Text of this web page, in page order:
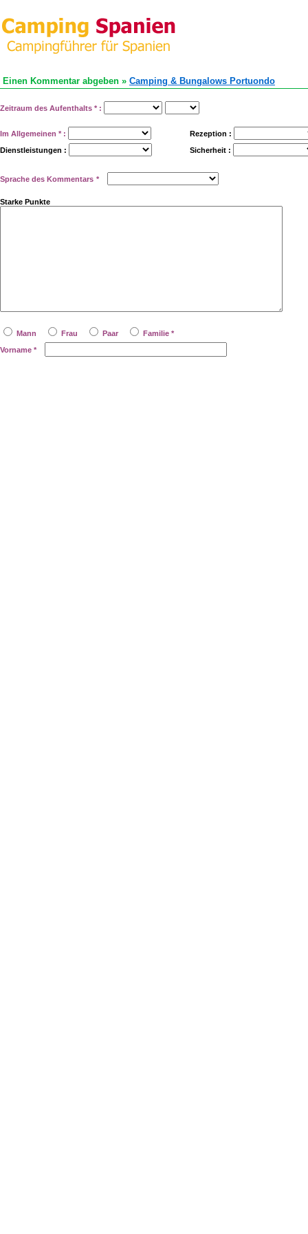
Einen Kommentar abgeben » Camping & Bungalows Portuondo
Zeitraum des Aufenthalts * :
Im Allgemeinen * :
Rezeption :
Dienstleistungen :
Sicherheit :
Sprache des Kommentars *
Starke Punkte
Mann Frau Paar
Familie *
Vorname *